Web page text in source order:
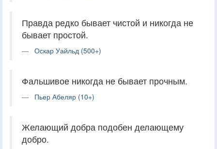
Правда редко бывает чистой и никогда не
бывает простой.
Оскар Уайльд (500+)
Фальшивое никогда не бывает прочным.
Пьер Абеляр (10+)
Желающий добра подобен делающему
добро.